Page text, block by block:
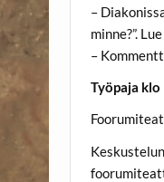
–
minne?”.
–
Työpaja klo